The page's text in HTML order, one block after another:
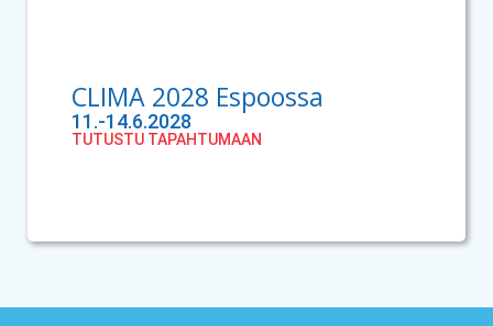
CLIMA 2028 Espoossa
11.-14.6.2028
TUTUSTU TAPAHTUMAAN